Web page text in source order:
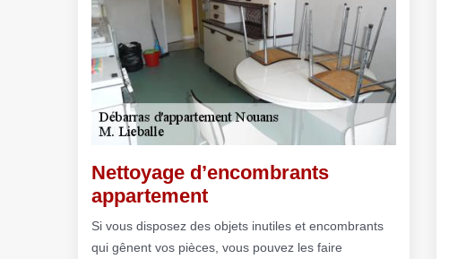
Nettoyage d’encombrants
appartement
Si vous disposez des objets inutiles et encombrants
qui gênent vos pièces, vous pouvez les faire